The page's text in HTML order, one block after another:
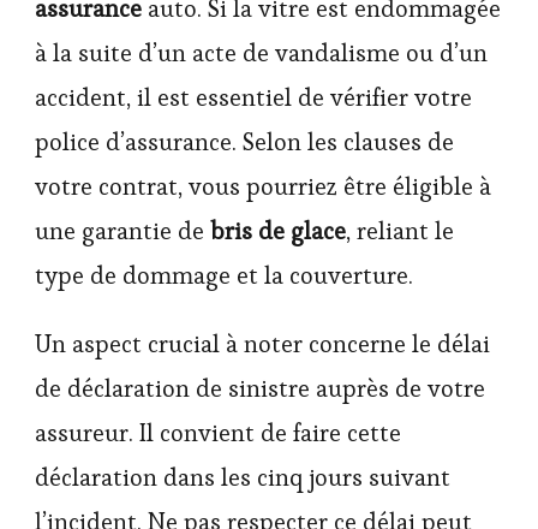
assurance auto. Si la vitre est endommagée
à la suite d’un acte de vandalisme ou d’un
accident, il est essentiel de vérifier votre
police d’assurance. Selon les clauses de
votre contrat, vous pourriez être éligible à
une garantie de bris de glace, reliant le
type de dommage et la couverture.
Un aspect crucial à noter concerne le délai
de déclaration de sinistre auprès de votre
assureur. Il convient de faire cette
déclaration dans les cinq jours suivant
l’incident. Ne pas respecter ce délai peut